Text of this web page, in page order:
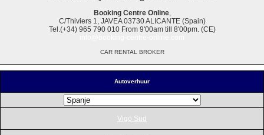
Autoverhuur
Vigo Sud
Booking Centre Online,
C/Thiviers 1, JAVEA 03730 ALICANTE (Spain)
Tel.(+34) 965 790 010 From 9'00am till 8'00pm. (CE)
CAR RENTAL BROKER